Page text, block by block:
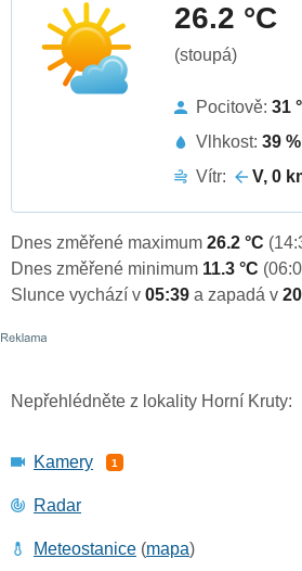
26.2 °C
(stoupá)
Pocitově: 31
Vlhkost: 39 %
Vítr:
V, 0
Dnes změřené maximum 26.2 °C
Dnes změřené minimum 11.3 °C
Slunce vychází v 05:39 a zapadá v
Nepřehlédněte z lokality Horní Kruty:
Kamery 1
Radar
Meteostanice (mapa)